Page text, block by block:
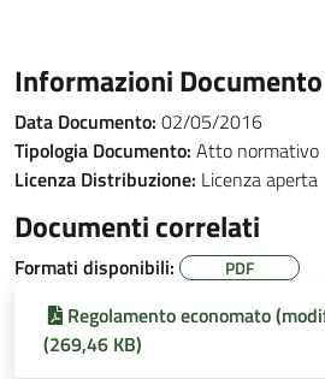
Informazioni Documento
Data Documento: 02/05/2016
Tipologia Documento: Atto normativo
Licenza Distribuzione: Licenza aperta
Documenti correlati
Formati disponibili: PDF
Regolamento economato
(269,46 KB)